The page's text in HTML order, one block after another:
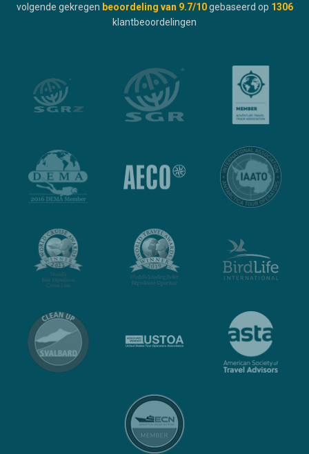
volgende gekregen beoordeling van 9.7/10 gebaseerd op 1306
klantbeoordelingen